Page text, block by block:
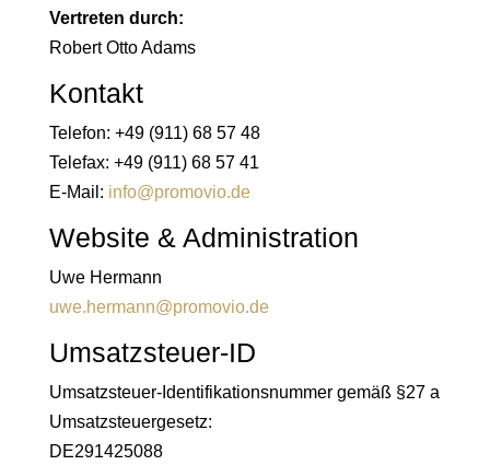
Vertreten durch:
Robert Otto Adams
Kontakt
Telefon: +49 (911) 68 57 48
Telefax: +49 (911) 68 57 41
E-Mail: info@promovio.de
Website & Administration
Uwe Hermann
uwe.hermann@promovio.de
Umsatzsteuer-ID
Umsatzsteuer-Identifikationsnummer gemäß §27 a
Umsatzsteuergesetz:
DE291425088